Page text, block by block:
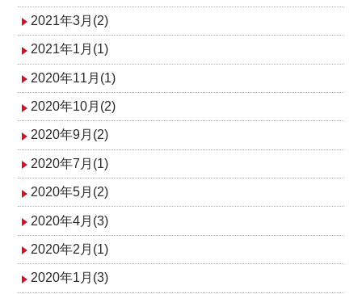
2021年3月(2)
2021年1月(1)
2020年11月(1)
2020年10月(2)
2020年9月(2)
2020年7月(1)
2020年5月(2)
2020年4月(3)
2020年2月(1)
2020年1月(3)